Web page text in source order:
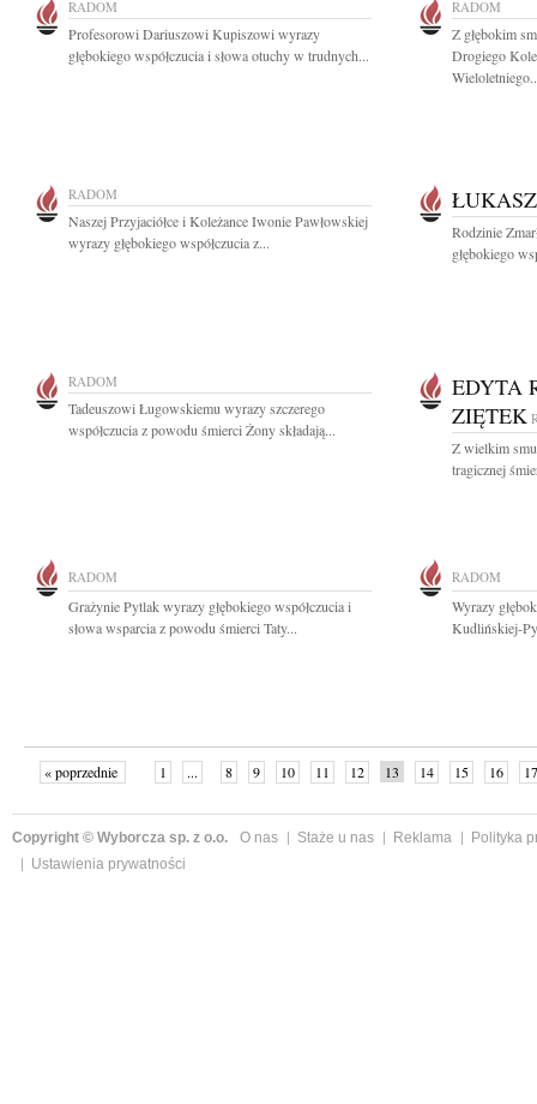
RADOM
Profesorowi Dariuszowi Kupiszowi wyrazy
głębokiego współczucia i słowa otuchy w trudnych...
RADOM
Z głębokim
Drogiego
RADOM
Naszej Przyjaciółce i Koleżance Iwonie Pawłowskiej
wyrazy głębokiego współczucia z...
Rodzinie
głębokiego
RADOM
Tadeuszowi Ługowskiemu wyrazy szczerego
współczucia z powodu śmierci Żony składają...
EDYTA
ZIĘTEK
Z wielkim
tragicznej
RADOM
Grażynie Pytlak wyrazy głębokiego współczucia i
słowa wsparcia z powodu śmierci Taty...
RADOM
Wyrazy
Kudlińskiej-
« poprzednie 1 ... 8 9 10 11 12 13 14 15 16 17
Copyright © Wyborcza sp. z o.o. O nas Staże u nas Reklama
Polityka
Ustawienia prywatności